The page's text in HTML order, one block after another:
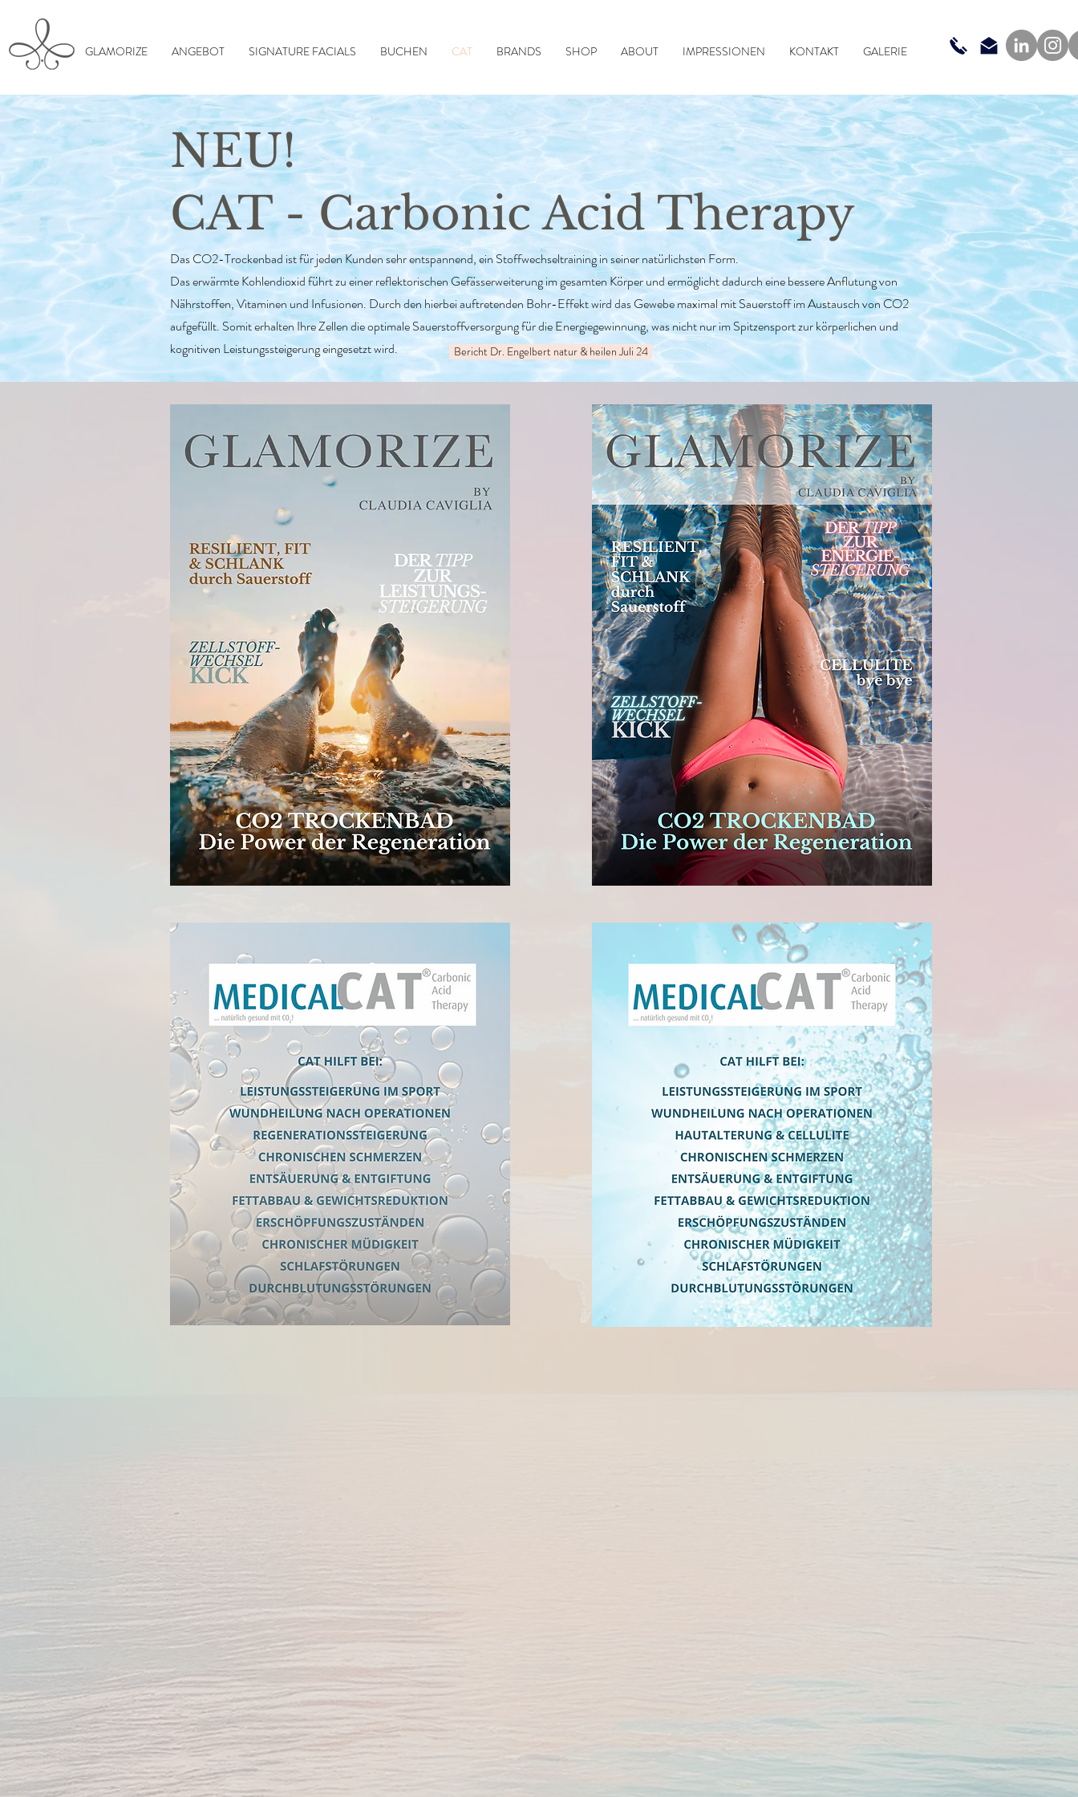
GLAMORIZE ANGEBOT SIGNATURE FACIALS BUCHEN CAT BRANDS SHOP ABOUT IMPRESSIONEN KONTAKT GALERIE
NEU!
CAT - Carbonic Acid Therapy
Das CO2-Trockenbad ist für jeden Kunden sehr entspannend, ein Stoffwechseltraining in seiner natürlichsten Form.
Das erwärmte Kohlendioxid führt zu einer reflektorischen Gefässerweiterung im gesamten Körper und ermöglicht dadurch eine bessere Anflutung von
Nährstoffen, Vitaminen und Infusionen. Durch den hierbei auftretenden Bohr-Effekt wird das Gewebe maximal mit Sauerstoff im Austausch von CO2
aufgefüllt. Somit erhalten Ihre Zellen die optimale Sauerstoffversorgung für die Energiegewinnung, was nicht nur im Spitzensport zur körperlichen und
kognitiven Leistungssteigerung eingesetzt wird.
Bericht Dr. Engelbert natur & heilen Juli 24